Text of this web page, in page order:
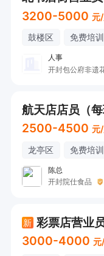
3200-5000 元
鼓楼区 免费培训
人事
开封包公府非遗
航天店店员（
2500-4500 元/
龙亭区 免费培训
陈总
开封院仕食品
新 彩票店营业
3000-4000 元